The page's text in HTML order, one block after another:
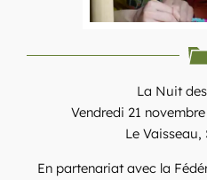
La Nuit
Vendredi 21
Le
En partenariat avec la